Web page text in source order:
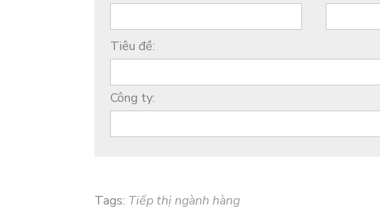
Tiêu đề:
Công ty:
Tags: Tiếp thị ngành hàng